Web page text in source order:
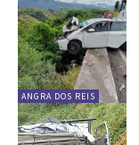
ANGRA DOS REIS